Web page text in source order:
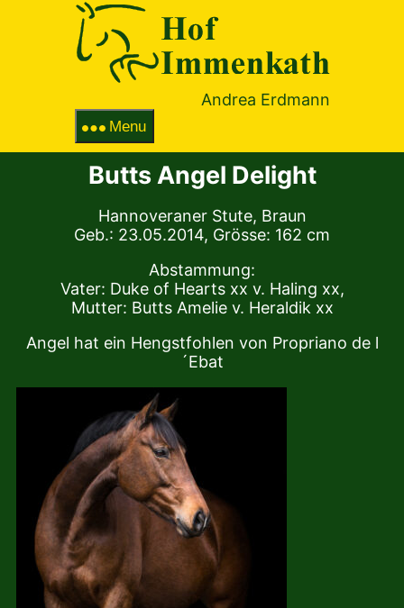
Andrea Erdmann
Menu
Butts Angel Delight
Hannoveraner Stute, Braun
Geb.: 23.05.2014, Grösse: 162 cm
Abstammung:
Vater: Duke of Hearts xx v. Haling xx,
Mutter: Butts Amelie v. Heraldik xx
Angel hat ein Hengstfohlen von Propriano de l
´Ebat